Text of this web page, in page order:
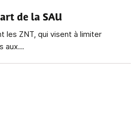
de la SAU
les ZNT, qui visent à limiter
aux...